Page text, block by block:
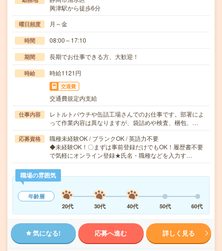
興津駅から徒歩6分
曜日頻度 月～金
時間 08:00～17:10
期間 長期でお仕事できる方、大歓迎！
時給 時給1121円
交通費
交通費規定内支給
仕事内容
レトルトパウチや缶詰工場さんでのお仕事です。部署によ
って作業内容は異なりますが、袋詰めや検査、梱包、…
応募資格
職種未経験OK / ブランクOK / 英語力不要
◆未経験OK！〇まずは事前登録だけでもOK！履歴書不要
で気軽にオンライン登録★氏名・職種などを入力す…
職場の雰囲気
年齢層
20代
30代 40代 50代 60代
気になる! 応募へ進む 詳しく見る